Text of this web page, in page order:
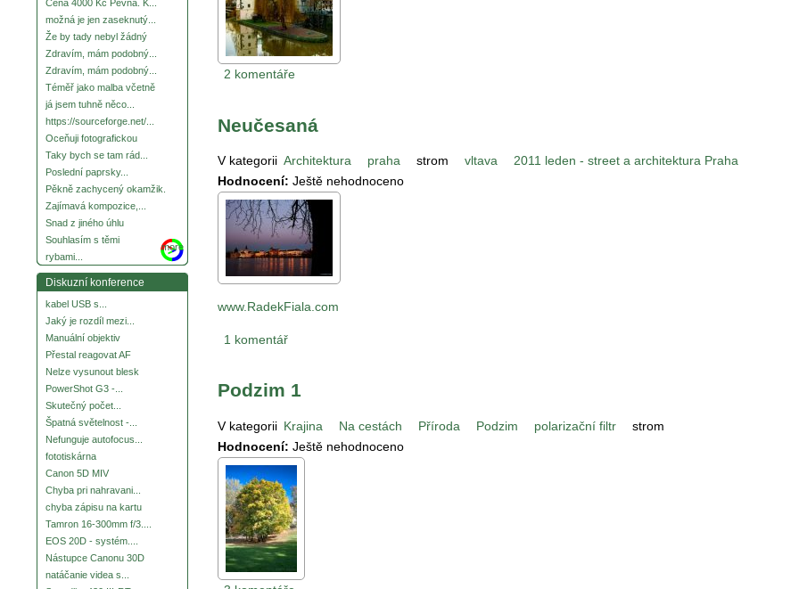
Cena 4000 Kč Pevná. K...
možná je jen zaseknutý...
Že by tady nebyl žádný
Zdravím, mám podobný...
Zdravím, mám podobný...
Téměř jako malba včetně
já jsem tuhně něco...
https://sourceforge.net/...
Oceňuji fotografickou
Taky bych se tam rád...
Poslední paprsky...
Pěkně zachycený okamžik.
Zajímavá kompozice,...
Snad z jiného úhlu
Souhlasím s těmi
rybami...
more
Diskuzní konference
kabel USB s...
Jaký je rozdíl mezi...
Manuální objektiv
Přestal reagovat AF
Nelze vysunout blesk
PowerShot G3 -...
Skutečný počet...
Špatná světelnost -...
Nefunguje autofocus...
fototiskárna
Canon 5D MIV
Chyba pri nahravani...
chyba zápisu na kartu
Tamron 16-300mm f/3....
EOS 20D - systém....
Nástupce Canonu 30D
natáčanie videa s...
2 komentáře
Neučesaná
V kategorii Architektura praha strom vltava
2011 leden - street a architektura Praha
Hodnocení: Ještě nehodnoceno
www.RadekFiala.com
1 komentář
Podzim 1
V kategorii Krajina Na cestách Příroda Podzim polarizační filtr
strom
Hodnocení: Ještě nehodnoceno